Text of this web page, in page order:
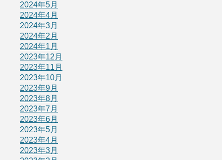
2024年5月
2024年4月
2024年3月
2024年2月
2024年1月
2023年12月
2023年11月
2023年10月
2023年9月
2023年8月
2023年7月
2023年6月
2023年5月
2023年4月
2023年3月